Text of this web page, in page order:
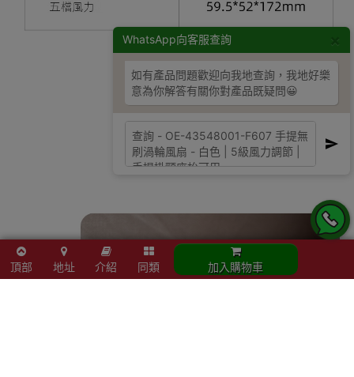
WhatsApp向客服查詢
如有產品問題歡迎向我地查詢，我地好樂
意為你解答有關你對產品既疑問😀
頂部 地址 介紹 同類 加入購物車